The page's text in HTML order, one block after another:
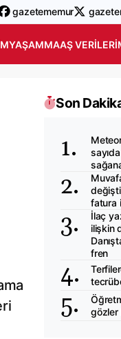
gazetememur
YAŞAMMAAŞ VERILERI
Son
fatura
İlaç
ilişkin
fren
gözler